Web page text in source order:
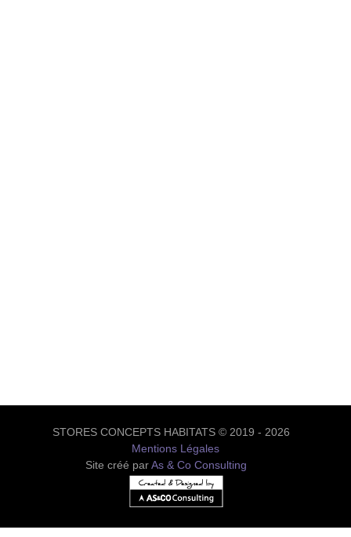
STORES CONCEPTS HABITATS © 2019 - 2026
Mentions Légales
Site créé parAs & Co Consulting